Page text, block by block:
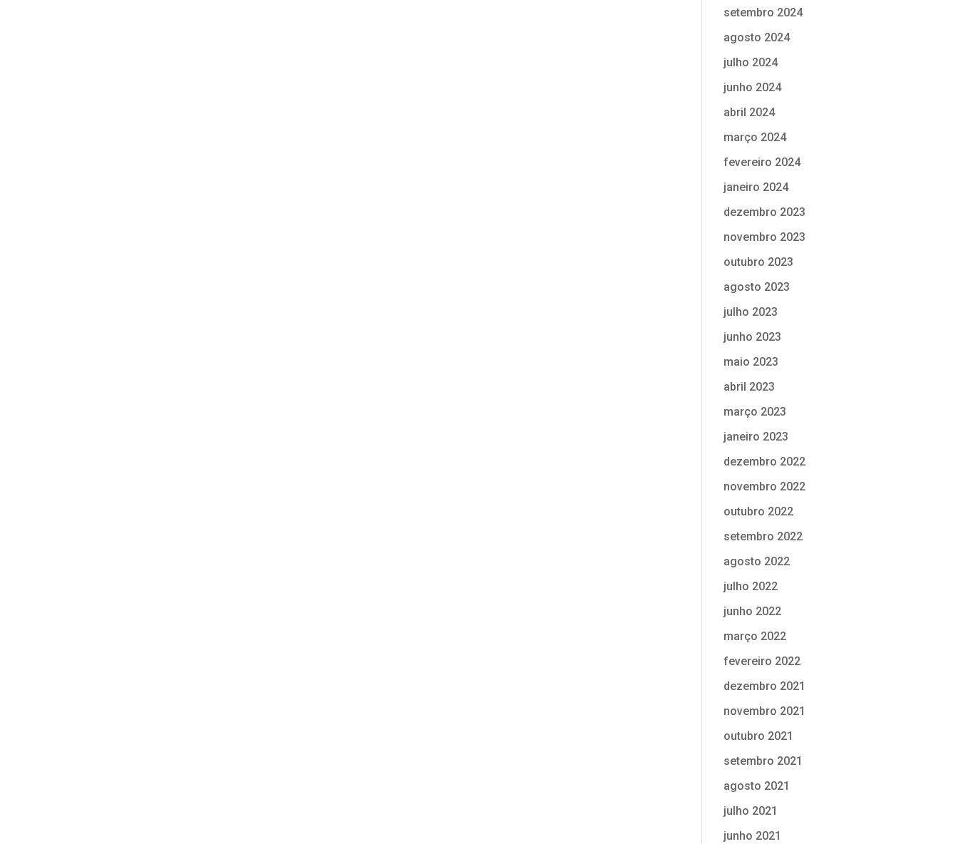
setembro 2024
agosto 2024
julho 2024
junho 2024
abril 2024
março 2024
fevereiro 2024
janeiro 2024
dezembro 2023
novembro 2023
outubro 2023
agosto 2023
julho 2023
junho 2023
maio 2023
abril 2023
março 2023
janeiro 2023
dezembro 2022
novembro 2022
outubro 2022
setembro 2022
agosto 2022
julho 2022
junho 2022
março 2022
fevereiro 2022
dezembro 2021
novembro 2021
outubro 2021
setembro 2021
agosto 2021
julho 2021
junho 2021